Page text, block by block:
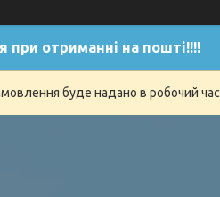
при отриманні на пошті!!!!
буде надано в робочий час